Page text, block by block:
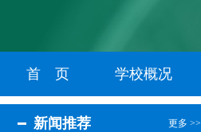
首 页 学校概况
新闻推荐 更多 >>